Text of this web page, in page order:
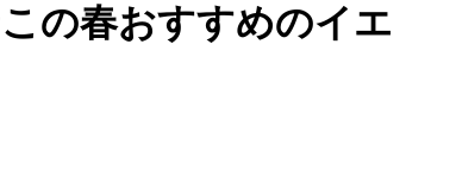
の春おすすめのイエ